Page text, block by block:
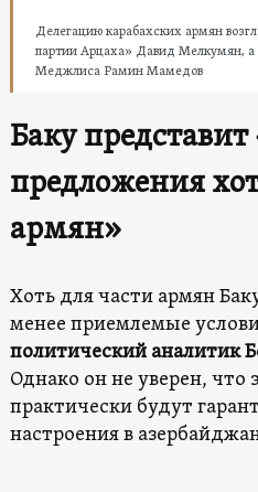
Делегацию карабахских армян
партии Арцаха» Давид Мелкумян,
Меджлиса Рамин Мамедов
Баку представит
предложения
армян»
Хоть для части армян
менее приемлемые
политический аналитик
Однако он не уверен, что
практически будут
настроения в